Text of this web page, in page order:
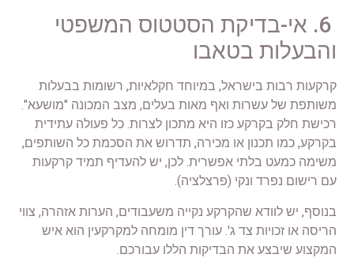
6. אי-בדיקת הסטטוס המשפטי
והבעלות בטאבו
קרקעות רבות בישראל, במיוחד חקלאיות, רשומות בבעלות
משותפת של עשרות ואף מאות בעלים, מצב המכונה "מושעא".
רכישת חלק בקרקע כזו היא מתכון לצרות. כל פעולה עתידית
בקרקע, כמו תכנון או מכירה, תדרוש את הסכמת כל השותפים,
משימה כמעט בלתי אפשרית. לכן, יש להעדיף תמיד קרקעות
עם רישום נפרד ונקי (פרצלציה).
בנוסף, יש לוודא שהקרקע נקייה משעבודים, הערות אזהרה, צווי
הריסה או זכויות צד ג'. עורך דין מומחה למקרקעין הוא איש
המקצוע שיבצע את הבדיקות הללו עבורכם.